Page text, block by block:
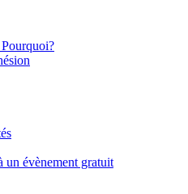
un évènement gratuit